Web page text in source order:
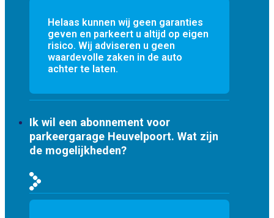
Helaas kunnen wij geen garanties
geven en parkeert u altijd op eigen
risico. Wij adviseren u geen
waardevolle zaken in de auto
achter te laten.
Ik wil een abonnement voor
parkeergarage Heuvelpoort. Wat zijn
de mogelijkheden?